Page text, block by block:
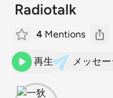
Radiotalk
4 Mentions
再生 メッセ